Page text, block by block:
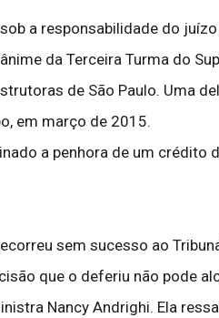
a responsabilidade do
da Terceira Turma do
de São Paulo. Uma
em março de 2015.
a penhora de um
sem sucesso ao
que o deferiu não pode
Nancy Andrighi. Ela